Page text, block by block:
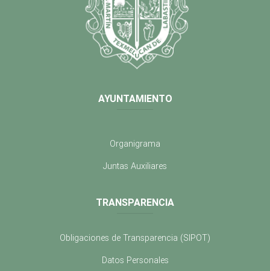
AYUNTAMIENTO
Organigrama
Juntas Auxiliares
TRANSPARENCIA
Obligaciones de Transparencia (SIPOT)
Datos Personales